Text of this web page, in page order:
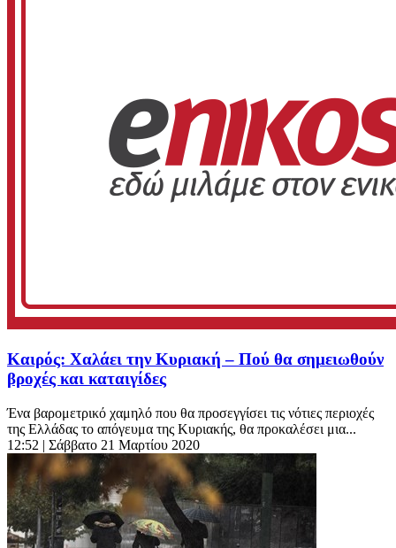
Καιρός: Χαλάει την Κυριακή – Πού θα σημειωθούν
βροχές και καταιγίδες
Ένα βαρομετρικό χαμηλό που θα προσεγγίσει τις νότιες περιοχές
της Ελλάδας το απόγευμα της Κυριακής, θα προκαλέσει μια...
12:52 | Σάββατο 21 Μαρτίου 2020